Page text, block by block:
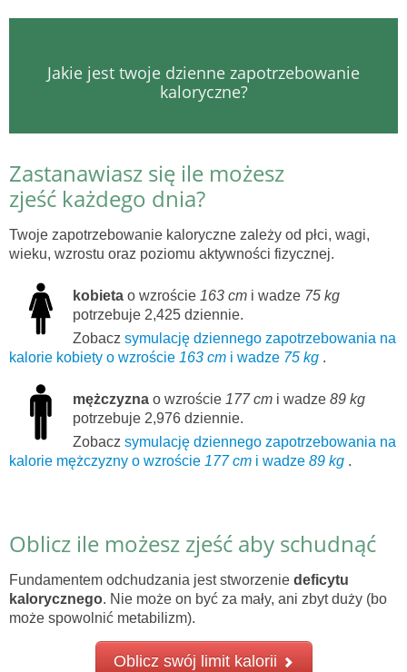
Jakie jest twoje dzienne zapotrzebowanie
kaloryczne?
Zastanawiasz się ile możesz
zjeść każdego dnia?
Twoje zapotrzebowanie kaloryczne zależy od płci, wagi,
wieku, wzrostu oraz poziomu aktywności fizycznej.
kobieta o wzroście 163 cm i wadze 75 kg
potrzebuje 2,425 dziennie.
Zobacz symulację dziennego zapotrzebowania na
kalorie kobiety o wzroście 163 cm i wadze 75 kg .
mężczyzna o wzroście 177 cm i wadze 89 kg
potrzebuje 2,976 dziennie.
Zobacz symulację dziennego zapotrzebowania na
kalorie mężczyzny o wzroście 177 cm i wadze 89 kg .
Oblicz ile możesz zjeść aby schudnąć
Fundamentem odchudzania jest stworzenie deficytu
kalorycznego. Nie może on być za mały, ani zbyt duży (bo
może spowolnić metabilizm).
Oblicz swój limit kalorii